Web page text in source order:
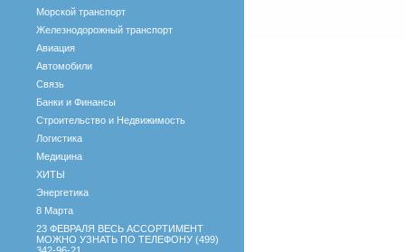
Морской транспорт
Железнодорожный транспорт
Авиация
Автомобили
Связь
Банки и Финансы
Строительство и Недвижимость
Логистика
Медицина
ХИТЫ
Энергетика
8 Марта
23 ФЕВРАЛЯ ВЕСЬ АССОРТИМЕНТ
МОЖНО УЗНАТЬ ПО ТЕЛЕФОНУ (499)